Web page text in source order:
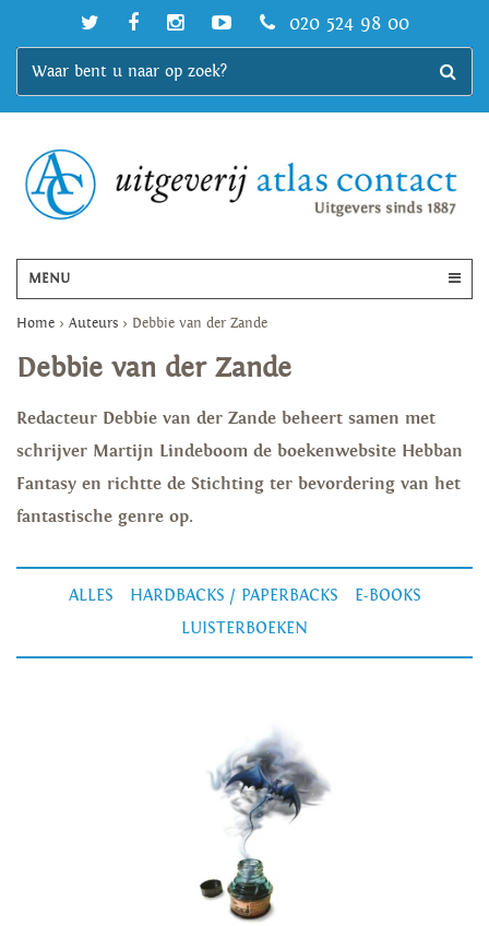
020 524 98 00
MENU
Home > Auteurs > Debbie van der Zande
Debbie van der Zande
Redacteur Debbie van der Zande beheert samen met
schrijver Martijn Lindeboom de boekenwebsite Hebban
Fantasy en richtte de Stichting ter bevordering van het
fantastische genre op.
ALLES HARDBACKS / PAPERBACKS
E-BOOKS
LUISTERBOEKEN